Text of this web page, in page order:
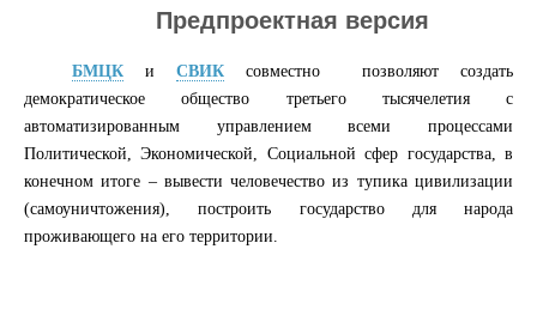
Предпроектная версия
БМЦК и СВИКсовместно позволяют создать
демократическое общество третьего тысячелетия с
автоматизированным управлением всеми процессами
Политической, Экономической, Социальной сфер государства, в
конечном итоге – вывести человечество из тупика цивилизации
(самоуничтожения), построить государство для народа
проживающего на его территории.